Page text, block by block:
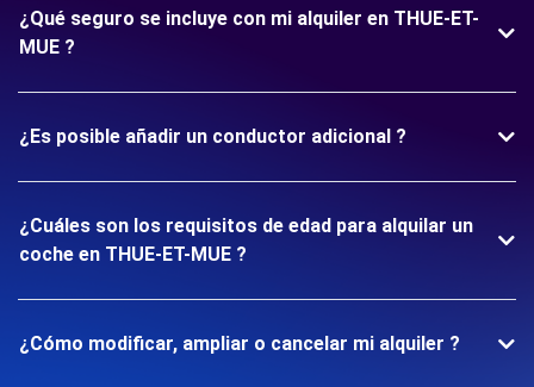
¿Qué seguro se incluye con mi alquiler en THUE-ET-
MUE ?
¿Es posible añadir un conductor adicional ?
¿Cuáles son los requisitos de edad para alquilar un
coche en THUE-ET-MUE ?
¿Cómo modificar, ampliar o cancelar mi alquiler ?